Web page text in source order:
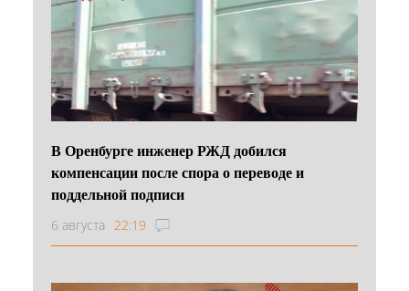
В Оренбурге инженер РЖД добился
компенсации после спора о переводе и
поддельной подписи
6 августа 22:19